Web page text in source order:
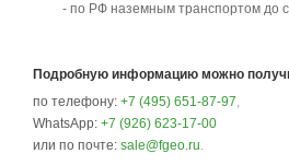
- по РФ наземным транспортом до
Подробную информацию можно
по телефону: +7 (495) 651-87-97,
WhatsApp: +7 (926) 623-17-00
или по почте: sale@fgeo.ru.